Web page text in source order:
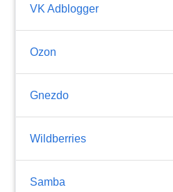
VK Adblogger
Ozon
Gnezdo
Wildberries
Samba